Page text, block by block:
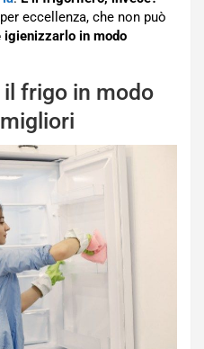
eccellenza, che non può
igienizzarlo in modo
frigo in modo